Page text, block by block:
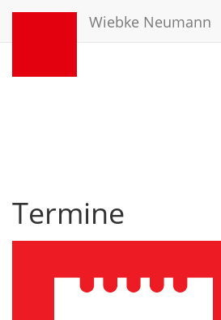
Wiebke Neumann
Termine